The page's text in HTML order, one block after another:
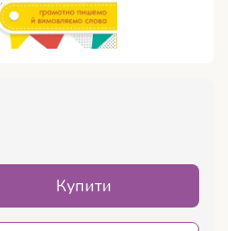
Купити